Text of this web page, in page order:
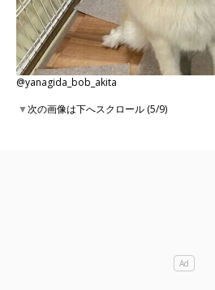
@yanagida_bob_akita
▼次の画像は下へスクロール (5/9)